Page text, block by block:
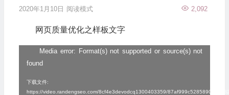
2020年1月10日 2,092
阅读模式
网页质量优化之样板文字
Media error: Format(s) not supported or source(s) not
found
下载文件:
https://video.randengseo.com/8cf4e3devodcq1300403359/